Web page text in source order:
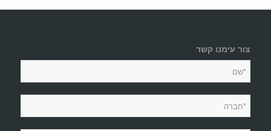
צור עימנו קשר